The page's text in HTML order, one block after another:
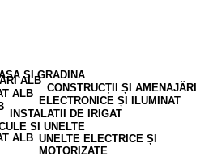
SI GRADINA
CONSTRUCȚII ȘI AMENAJĂRI
ELECTRONICE ȘI ILUMINAT
INSTALATII DE IRIGAT
SI UNELTE
UNELTE ELECTRICE ȘI
MOTORIZATE